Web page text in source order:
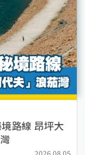
路線 昂坪大